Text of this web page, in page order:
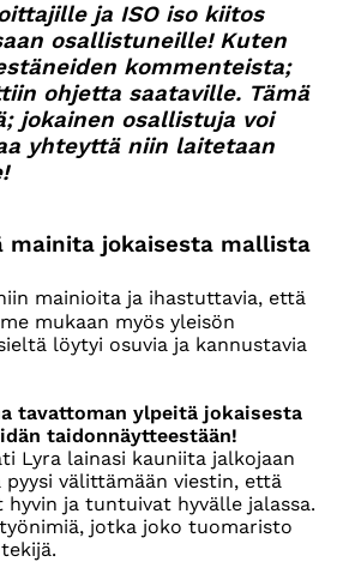
ja ISO iso kiitos
osallistuneille! Kuten
kommenteista;
ohjetta saataville. Tämä
jokainen osallistuja voi
yhteyttä niin laitetaan
mainita jokaisesta mallista
mainioita ja ihastuttavia, että
mukaan myös yleisön
löytyi osuvia ja kannustavia
tavattoman ylpeitä jokaisesta
taidonnäytteestään!
Lyra lainasi kauniita jalkojaan
välittämään viestin, että
ja tuntuivat hyvälle jalassa.
jotka joko tuomaristo